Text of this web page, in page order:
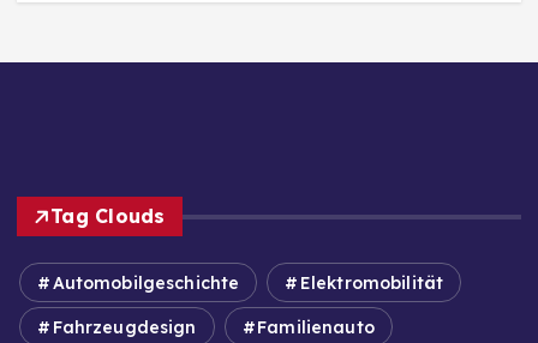
Tag Clouds
Automobilgeschichte Elektromobilität
Fahrzeugdesign Familienauto